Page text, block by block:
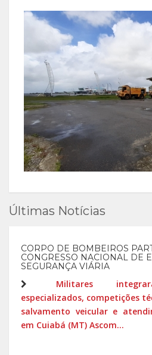
Últimas Notícias
CORPO DE BOMBEIROS
CONGRESSO NACIONAL DE
SEGURANÇA VIÁRIA
Militares
especializados, competições
salvamento veicular e
em Cuiabá (MT) Ascom...